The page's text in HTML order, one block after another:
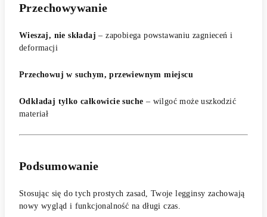
Przechowywanie
Wieszaj, nie składaj – zapobiega powstawaniu zagnieceń i
deformacji
Przechowuj w suchym, przewiewnym miejscu
Odkładaj tylko całkowicie suche – wilgoć może uszkodzić
materiał
Podsumowanie
Stosując się do tych prostych zasad, Twoje legginsy zachowają
nowy wygląd i funkcjonalność na długi czas.